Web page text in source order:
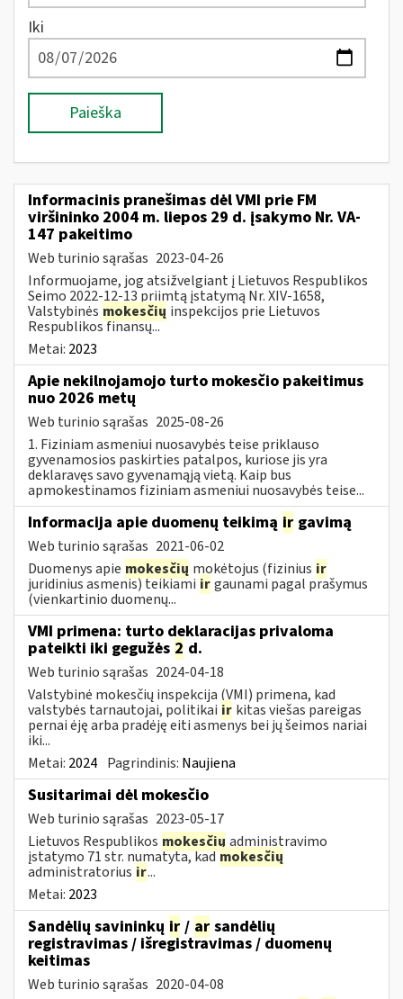
Iki
Paieška
Informacinis pranešimas dėl VMI prie FM
viršininko 2004 m. liepos 29 d. įsakymo Nr. VA-
147 pakeitimo
Web turinio sąrašas 2023-04-26
Informuojame, jog atsižvelgiant į Lietuvos Respublikos
Seimo 2022-12-13 priimtą įstatymą Nr. XIV-1658,
Valstybinės mokesčių inspekcijos prie Lietuvos
Respublikos finansų...
Metai: 2023
Apie nekilnojamojo turto mokesčio pakeitimus
nuo 2026 metų
Web turinio sąrašas 2025-08-26
1. Fiziniam asmeniui nuosavybės teise priklauso
gyvenamosios paskirties patalpos, kuriose jis yra
deklaravęs savo gyvenamąją vietą. Kaip bus
apmokestinamos fiziniam asmeniui nuosavybės teise...
Informacija apie duomenų teikimą ir gavimą
Web turinio sąrašas 2021-06-02
Duomenys apie mokesčių mokėtojus (fizinius ir
juridinius asmenis) teikiami irgaunami pagal prašymus
(vienkartinio duomenų...
VMI primena: turto deklaracijas privaloma
pateikti iki gegužės 2 d.
Web turinio sąrašas 2024-04-18
Valstybinė mokesčių inspekcija (VMI) primena, kad
valstybės tarnautojai, politikai ir kitas viešas pareigas
pernai ėję arba pradėję eiti asmenys bei jų šeimos nariai
iki...
Metai: 2024 Pagrindinis: Naujiena
Susitarimai dėl mokesčio
Web turinio sąrašas 2023-05-17
Lietuvos Respublikos mokesčių administravimo
įstatymo 71 str. numatyta, kadmokesčių
administratorius ir...
Metai: 2023
Sandėlių savininkų ir / ar sandėlių
registravimas / išregistravimas / duomenų
keitimas
Web turinio sąrašas 2020-04-08